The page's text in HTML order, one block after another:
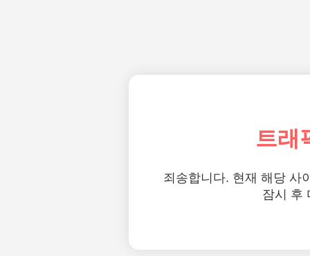
트래
죄송합니다. 현재 해당 사
잠시 후